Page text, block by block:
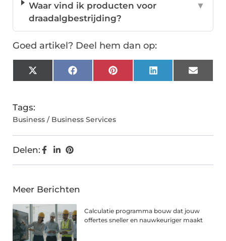
Waar vind ik producten voor
draadalgbestrijding?
▼
Goed artikel? Deel hem dan op:
X
(Twitter)
FacebookPinterestLinkedInEmail
Tags:
Business / Business Services
Delen:
Meer Berichten
Calculatie programma bouw dat jouw
offertes sneller en nauwkeuriger maakt